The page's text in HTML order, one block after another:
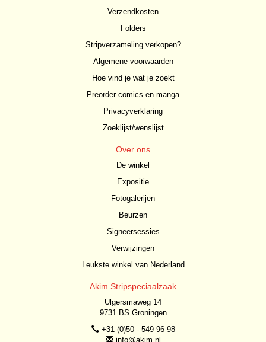
Verzendkosten
Folders
Stripverzameling verkopen?
Algemene voorwaarden
Hoe vind je wat je zoekt
Preorder comics en manga
Privacyverklaring
Zoeklijst/wenslijst
Over ons
De winkel
Expositie
Fotogalerijen
Beurzen
Signeersessies
Verwijzingen
Leukste winkel van Nederland
Akim Stripspeciaalzaak
Ulgersmaweg 14
9731 BS Groningen
+31 (0)50 - 549 96 98
info@akim.nl